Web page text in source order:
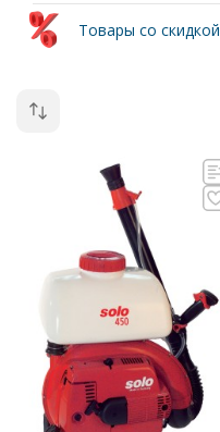
Товары со скидкой